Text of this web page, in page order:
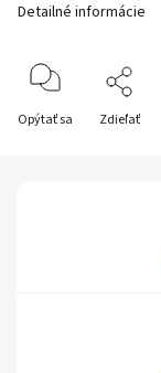
Detailné informácie
Opýtať sa Zdieľať